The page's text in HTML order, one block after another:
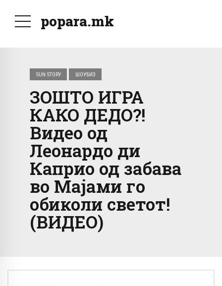
popara.mk
SUN STORY ШОУБИЗ
ЗОШТО ИГРА
КАКО ДЕДО?!
Видео од
Леонардо ди
Каприо од забава
во Мајами го
обиколи светот!
(ВИДЕО)